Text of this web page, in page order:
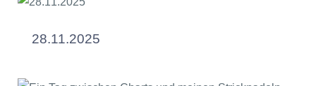
28.11.2025